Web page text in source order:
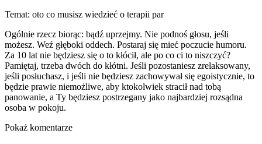
Temat: oto co musisz wiedzieć o terapii par
Ogólnie rzecz biorąc: bądź uprzejmy. Nie podnoś głosu, jeśli
możesz. Weź głęboki oddech. Postaraj się mieć poczucie humoru.
Za 10 lat nie będziesz się o to kłócił, ale po co ci to niszczyć?
Pamiętaj, trzeba dwóch do kłótni. Jeśli pozostaniesz zrelaksowany,
jeśli posłuchasz, i jeśli nie będziesz zachowywał się egoistycznie, to
będzie prawie niemożliwe, aby ktokolwiek stracił nad tobą
panowanie, a Ty będziesz postrzegany jako najbardziej rozsądna
osoba w pokoju.
Pokaż komentarze